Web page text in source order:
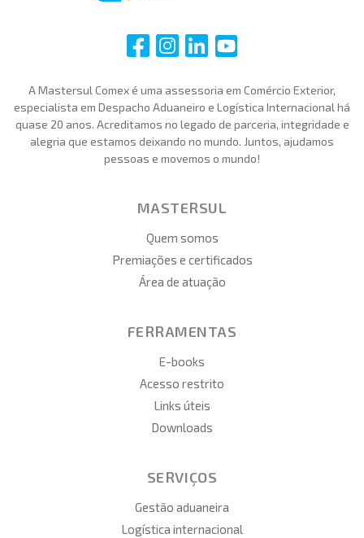
i i i i
A Mastersul Comex é uma assessoria em Comércio Exterior,
especialista em Despacho Aduaneiro e Logística Internacional há
quase 20 anos. Acreditamos no legado de parceria, integridade e
alegria que estamos deixando no mundo. Juntos, ajudamos
pessoas e movemos o mundo!
MASTERSUL
Quem somos
Premiações e certificados
Área de atuação
FERRAMENTAS
E-books
Acesso restrito
Links úteis
Downloads
SERVIÇOS
Gestão aduaneira
Logística internacional